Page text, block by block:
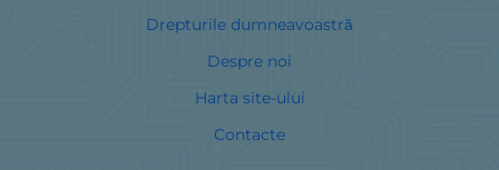
Drepturile dumneavoastră
Despre noi
Harta site-ului
Contacte